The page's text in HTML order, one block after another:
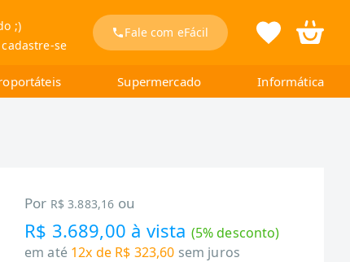
;)
se
Fale com eFácil
Supermercado Informática
Por R$ 3.883,16 ou
R$ 3.689,00 à vista (5% desconto)
em até 12x de R$ 323,60 sem juros